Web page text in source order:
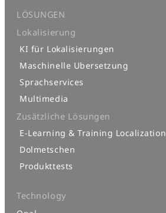
LÖSUNGEN
Lokalisierung
KI für Lokalisierungen
Maschinelle Ubersetzung
Sprachservices
Multimedia
Zusätzliche Lösungen
E-Learning & Training Localization
Dolmetschen
Produkttests
Technology